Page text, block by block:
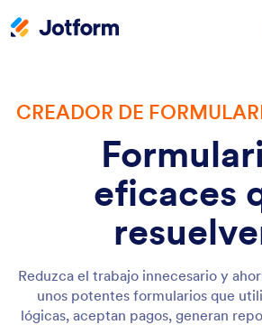
CREADOR DE
eficaces
Reduzca el trabajo innecesario y
unos potentes formularios que
lógicas, aceptan pagos, generan